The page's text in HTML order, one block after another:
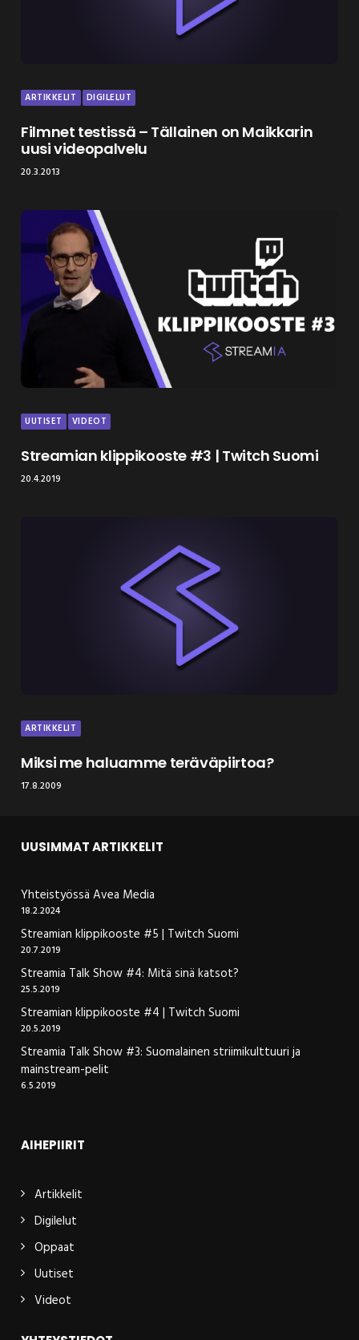
ARTIKKELIT DIGILELUT
Filmnet testissä – Tällainen on Maikkarin
uusi videopalvelu
20.3.2013
UUTISET VIDEOT
Streamian klippikooste #3 | Twitch Suomi
20.4.2019
ARTIKKELIT
Miksi me haluamme teräväpiirtoa?
17.8.2009
UUSIMMAT ARTIKKELIT
Yhteistyössä Avea Media
18.2.2024
Streamian klippikooste #5 | Twitch Suomi
20.7.2019
Streamia Talk Show #4: Mitä sinä katsot?
25.5.2019
Streamian klippikooste #4 | Twitch Suomi
20.5.2019
Streamia Talk Show #3: Suomalainen striimikulttuuri ja
mainstream-pelit
6.5.2019
AIHEPIIRIT
Artikkelit
Digilelut
Oppaat
Uutiset
Videot